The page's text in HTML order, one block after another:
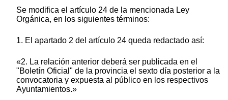
Se modifica el artículo 24 de la mencionada Ley
Orgánica, en los siguientes términos:
1. El apartado 2 del artículo 24 queda redactado así:
«2. La relación anterior deberá ser publicada en el
"Boletín Oficial" de la provincia el sexto día posterior a la
convocatoria y expuesta al público en los respectivos
Ayuntamientos.»